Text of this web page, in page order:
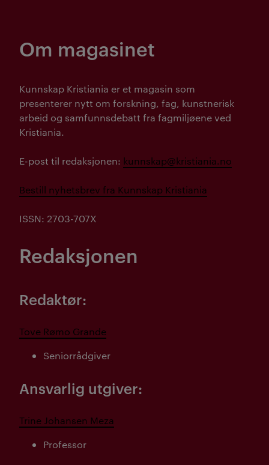
Om magasinet
Kunnskap Kristiania er et magasin som
presenterer nytt om forskning, fag, kunstnerisk
arbeid og samfunnsdebatt fra fagmiljøene ved
Kristiania.
E-post til redaksjonen: kunnskap@kristiania.no
Bestill nyhetsbrev fra Kunnskap Kristiania
ISSN: 2703-707X
Redaksjonen
Redaktør:
Tove Rømo Grande
Seniorrådgiver
Ansvarlig utgiver:
Trine Johansen Meza
Professor